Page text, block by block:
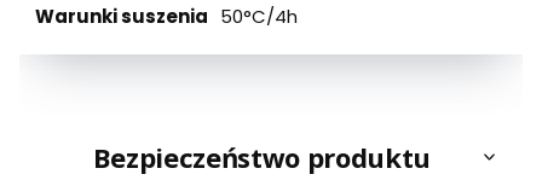
Warunki suszenia 50°C/4h
Bezpieczeństwo produktu